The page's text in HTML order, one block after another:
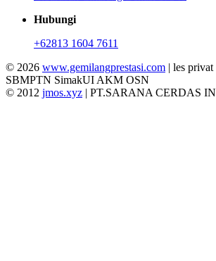
Hubungi
+62813 1604 7611
© 2026 www.gemilangprestasi.com | les
SBMPTN SimakUI AKM OSN
© 2012 jmos.xyz | PT.SARANA CERDAS